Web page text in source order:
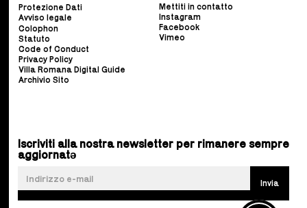
Protezione Dati
Avviso legale
Colophon
Statuto
Code of Conduct
Privacy Policy
Villa Romana Digital Guide
Archivio Sito
Mettiti in contatto
Instagram
Facebook
Vimeo
Iscriviti alla nostra newsletter per rimanere sempre
aggiornatə